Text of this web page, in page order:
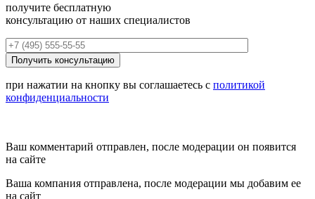
получите бесплатную
консультацию от наших специалистов
при нажатии на кнопку вы соглашаетесь с политикой
конфиденциальности
Ваш комментарий отправлен, после модерации он появится
на сайте
Ваша компания отправлена, после модерации мы добавим ее
на сайт